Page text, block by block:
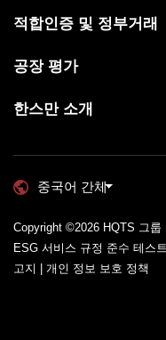
적합인증 및 정부거래
공장 평가
한스만 소개
중국어 간체
Copyright ©2026 HQTS 그
ESG 서비스 규정 준수 테스
고지 | 개인 정보 보호 정책